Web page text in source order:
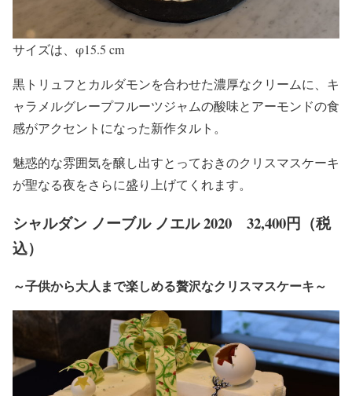
サイズは、φ15.5 cm
黒トリュフとカルダモンを合わせた濃厚なクリームに、キ
ャラメルグレープフルーツジャムの酸味とアーモンドの食
感がアクセントになった新作タルト。
魅惑的な雰囲気を醸し出すとっておきのクリスマスケーキ
が聖なる夜をさらに盛り上げてくれます。
シャルダン ノーブル ノエル 2020 32,400円（税
込）
～子供から大人まで楽しめる贅沢なクリスマスケーキ～